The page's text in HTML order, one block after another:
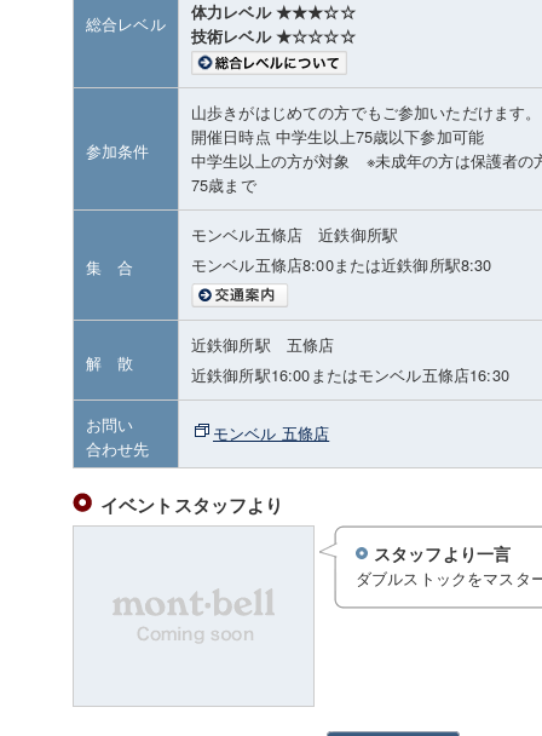
総合レベル
体力レベル ★★★☆☆
技術レベル ★☆☆☆☆
参加条件
山歩きがはじめての方でもご参加いただけます。
開催日時点 中学生以上75歳以下参加可能
中学生以上の方が対象 ※未成年の方は保護者の
75歳まで
集 合
モンベル五條店 近鉄御所駅
モンベル五條店8:00または近鉄御所駅8:30
解 散
近鉄御所駅 五條店
近鉄御所駅16:00またはモンベル五條店16:30
お問い
合わせ先
モンベル 五條店
イベントスタッフより
スタッフより一言
ダブルストックをマスタ